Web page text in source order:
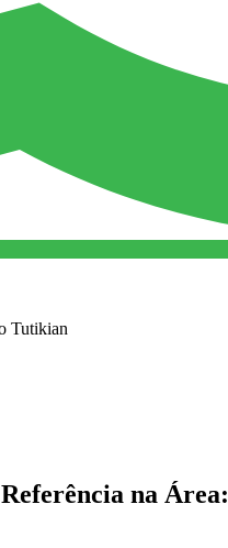
Tutikian
na Área: